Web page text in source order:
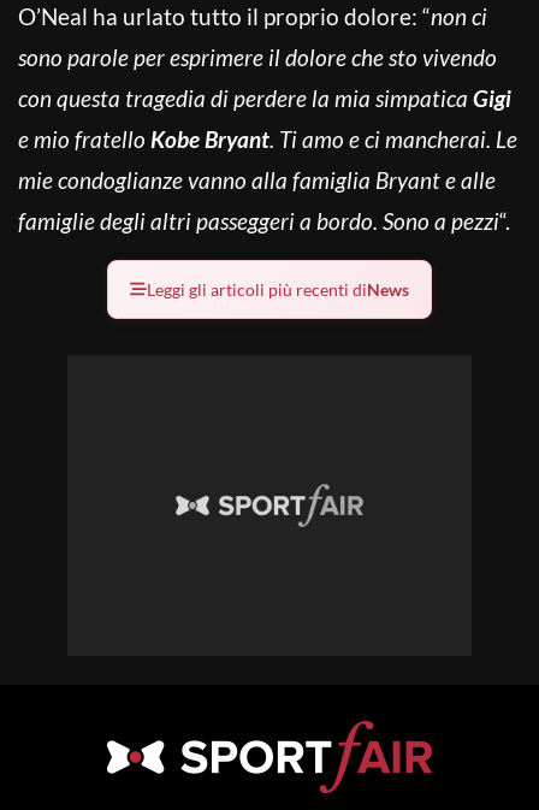
O’Neal ha urlato tutto il proprio dolore: “non ci
sono parole per esprimere il dolore che sto vivendo
con questa tragedia di perdere la mia simpatica Gigi
e mio fratello Kobe Bryant. Ti amo e ci mancherai. Le
mie condoglianze vanno alla famiglia Bryant e alle
famiglie degli altri passeggeri a bordo. Sono a pezzi“.
Leggi gli articoli più recenti diNews